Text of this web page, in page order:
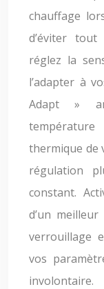
chauffage
d’éviter tout
réglez la
l’adapter à
Adapt »
thermique de
régulation
constant.
d’un
verrouillage
vos
involontaire.